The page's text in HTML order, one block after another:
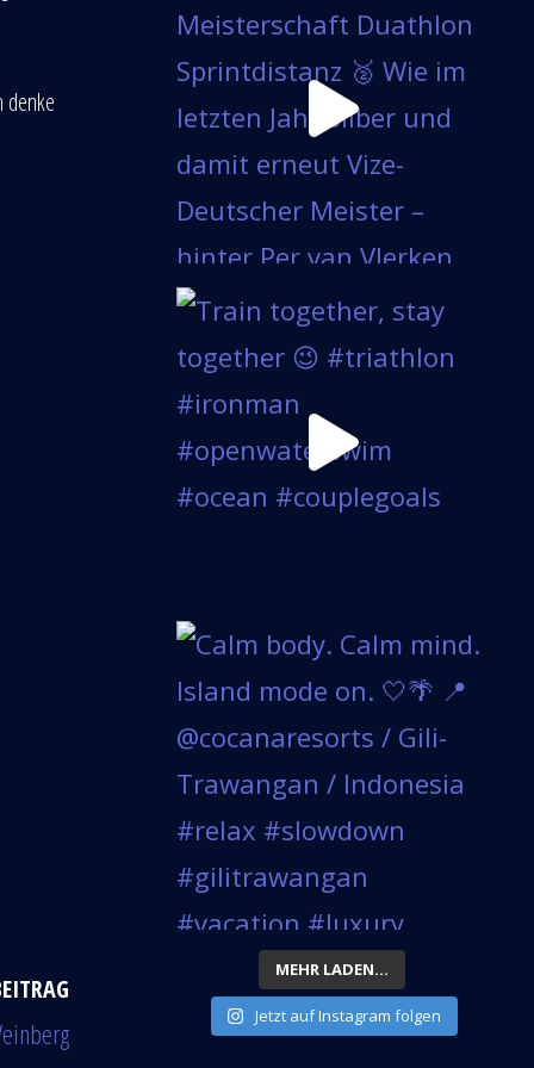
denke
MEHR LADEN...
Jetzt auf Instagram folgen